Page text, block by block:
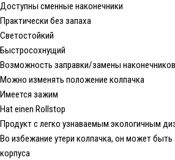
Доступны сменные наконечники
Практически без запаха
Светостойкий
Быстросохнущий
Возможность заправки/замены наконечников
Можно изменять положение колпачка
Имеется зажим
Hat einen Rollstop
Продукт с легко узнаваемым экологичным
Во избежание утери колпачка, он может
корпуса